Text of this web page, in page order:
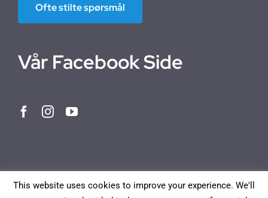
Ofte stilte spørsmål
Vår Facebook Side
This website uses cookies to improve your experience. We'll